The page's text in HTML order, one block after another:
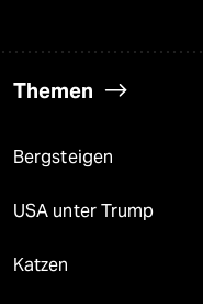
Themen
Bergsteigen
USA unter Trump
Katzen